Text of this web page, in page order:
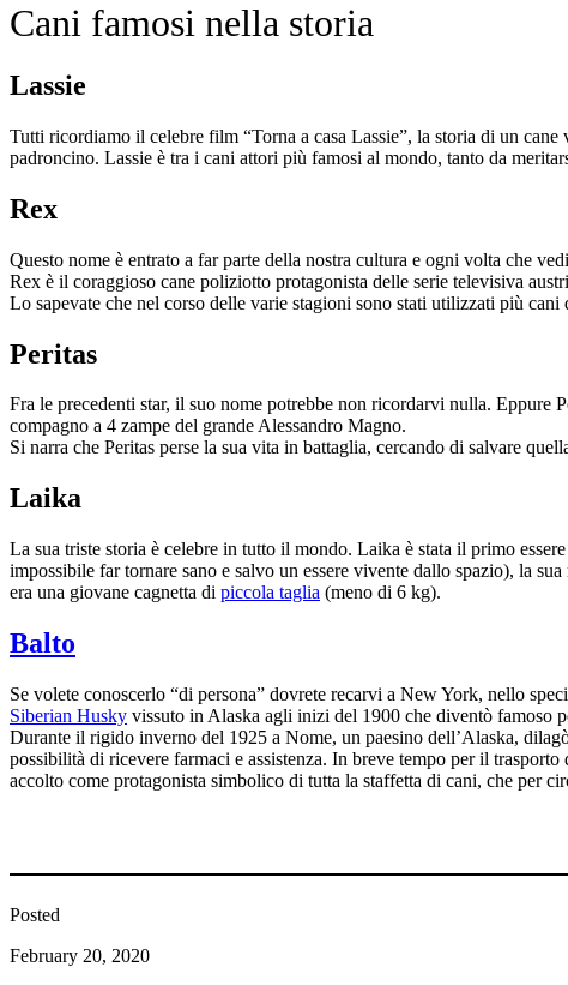
Cani famosi nella storia
Lassie
Tutti ricordiamo il celebre film “Torna a casa Lassie”, la storia di un
padroncino. Lassie è tra i cani attori più famosi al mondo, tanto da
Rex
Questo nome è entrato a far parte della nostra cultura e ogni volta che
Rex è il coraggioso cane poliziotto protagonista delle serie televisiva
Lo sapevate che nel corso delle varie stagioni sono stati utilizzati più cani
Peritas
Fra le precedenti star, il suo nome potrebbe non ricordarvi nulla. Eppure
compagno a 4 zampe del grande Alessandro Magno.
Si narra che Peritas perse la sua vita in battaglia, cercando di salvare
Laika
La sua triste storia è celebre in tutto il mondo. Laika è stata il primo
impossibile far tornare sano e salvo un essere vivente dallo spazio), la
era una giovane cagnetta di piccola taglia (meno di 6 kg).
Balto
Se volete conoscerlo “di persona” dovrete recarvi a New York, nello
Siberian Husky vissuto in Alaska agli inizi del 1900 che diventò famoso
Durante il rigido inverno del 1925 a Nome, un paesino dell’Alaska,
possibilità di ricevere farmaci e assistenza. In breve tempo per il
accolto come protagonista simbolico di tutta la staffetta di cani, che per
Posted
February 20, 2020